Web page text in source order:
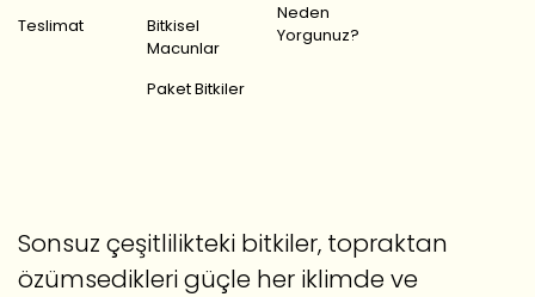
Teslimat
Bitkisel
Macunlar
Paket Bitkiler
Neden
Yorgunuz?
Sonsuz çeşitlilikteki bitkiler, topraktan
özümsedikleri güçle her iklimde ve